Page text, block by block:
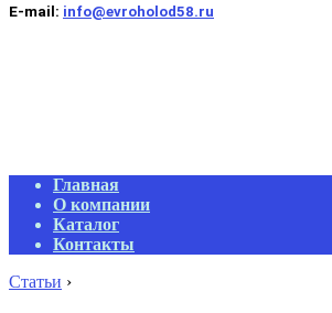
E-mail: info@evroholod58.ru
Primary
Navigation
Menu
Главная
О компании
Каталог
Контакты
Статьи ›